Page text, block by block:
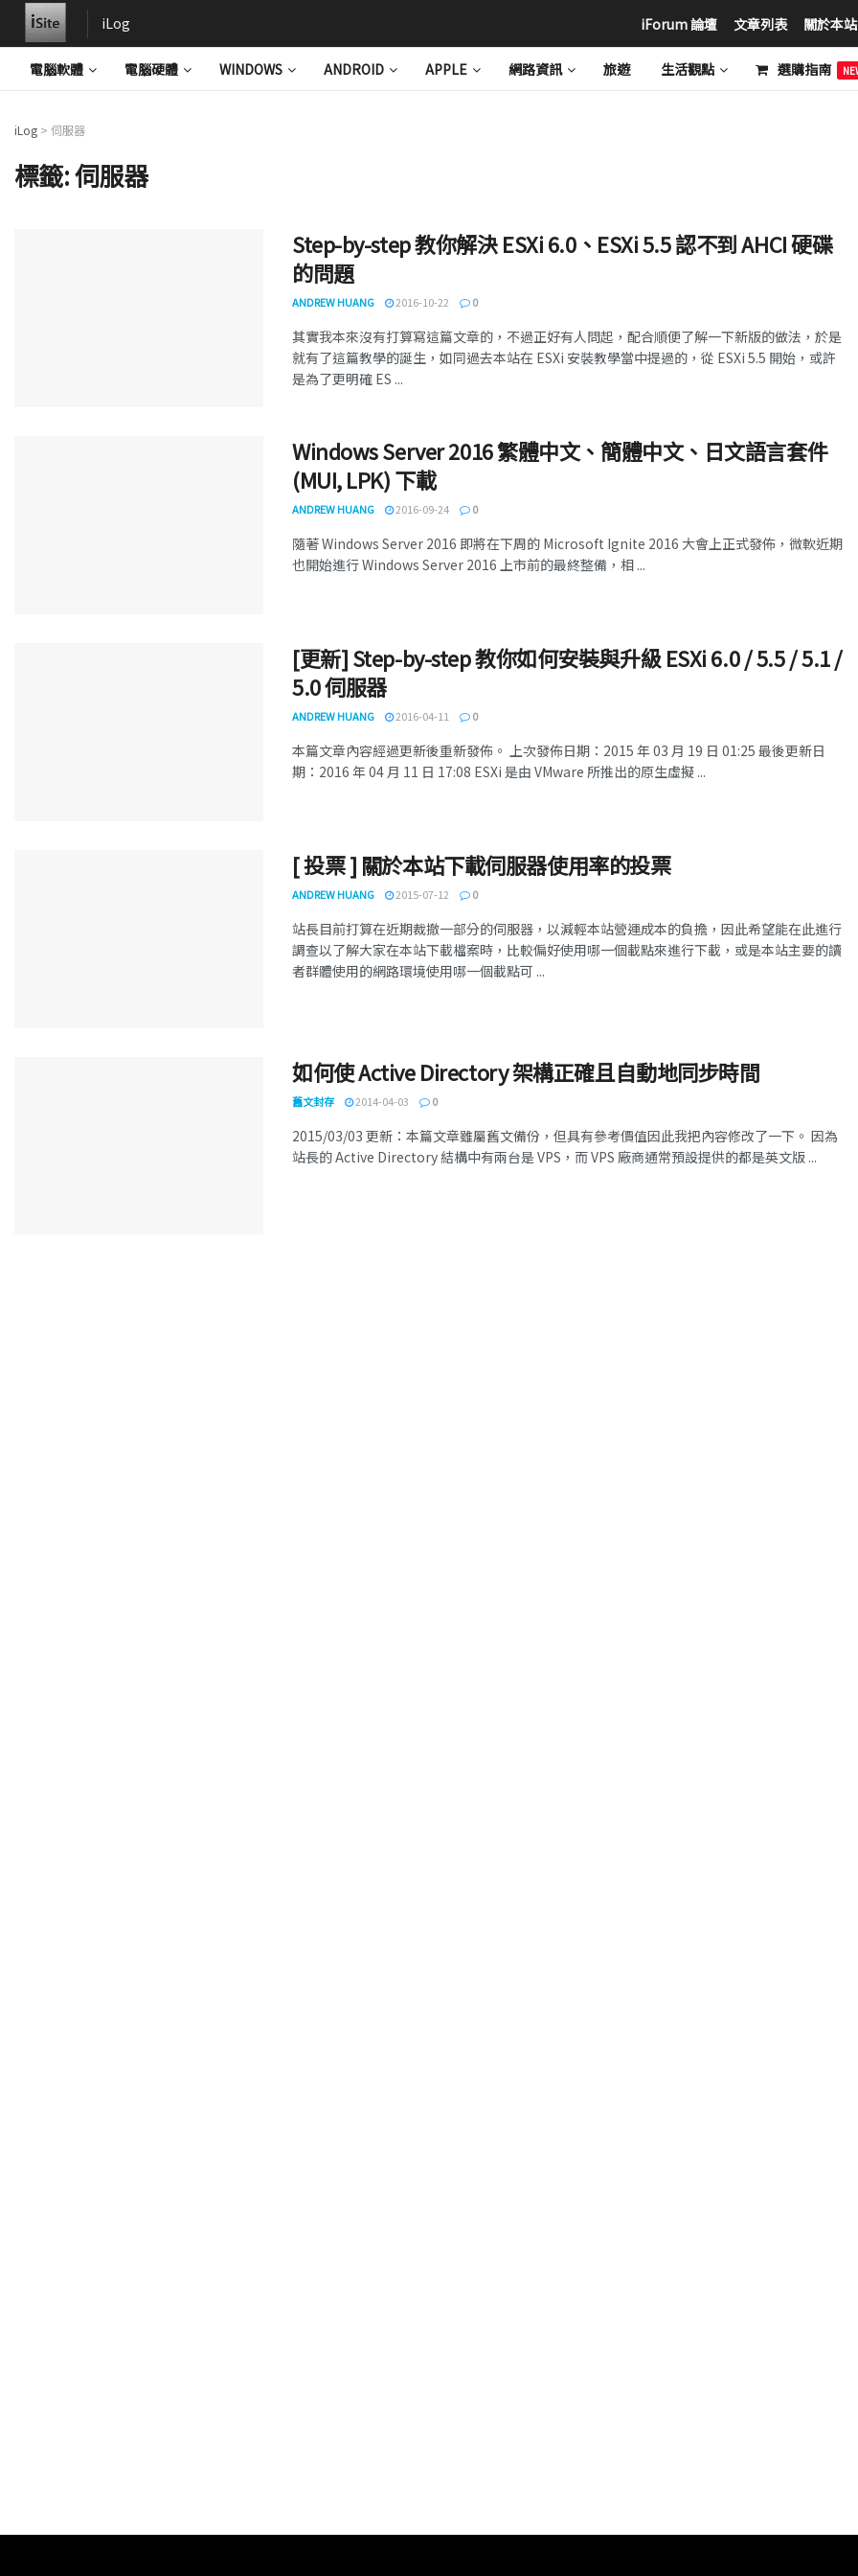
iLog iForum 論壇 文章列表 關於本站
電腦軟體 電腦硬體 WINDOWS ANDROID APPLE 網路資訊 旅遊 生活觀點 選購指南
iLog > 伺服器
標籤:伺服器
Step-by-step 教你解決 ESXi 6.0、ESXi 5.5 認不到 AHCI 硬碟
的問題
ANDREW HUANG 2016-10-22 0
其實我本來沒有打算寫這篇文章的，不過正好有人問起，配合順便了解一下新版的做法，於是
就有了這篇教學的誕生，如同過去本站在 ESXi 安裝教學當中提過的，從 ESXi 5.5 開始，或許
是為了更明確 ES ...
Windows Server 2016 繁體中文、簡體中文、日文語言套件
(MUI, LPK) 下載
ANDREW HUANG 2016-09-24 0
隨著 Windows Server 2016 即將在下周的 Microsoft Ignite 2016 大會上正式發佈，微軟近期
也開始進行 Windows Server 2016 上市前的最終整備，相 ...
[更新] Step-by-step 教你如何安裝與升級 ESXi 6.0 / 5.5 / 5.1 /
5.0 伺服器
ANDREW HUANG 2016-04-11 0
本篇文章內容經過更新後重新發佈。 上次發佈日期：2015 年 03 月 19 日 01:25 最後更新日
期：2016 年 04 月 11 日 17:08 ESXi 是由 VMware 所推出的原生虛擬 ...
[ 投票 ] 關於本站下載伺服器使用率的投票
ANDREW HUANG 2015-07-12 0
站長目前打算在近期裁撤一部分的伺服器，以減輕本站營運成本的負擔，因此希望能在此進行
調查以了解大家在本站下載檔案時，比較偏好使用哪一個載點來進行下載，或是本站主要的讀
者群體使用的網路環境使用哪一個載點可 ...
如何使 Active Directory 架構正確且自動地同步時間
舊文封存 2014-04-03 0
2015/03/03 更新：本篇文章雖屬舊文備份，但具有參考價值因此我把內容修改了一下。 因為
站長的 Active Directory 結構中有兩台是 VPS，而 VPS 廠商通常預設提供的都是英文版 ...